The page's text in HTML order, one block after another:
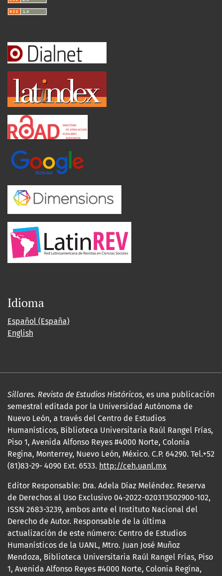
Idioma
Español (España)
English
Sillares. Revista de Estudios Históricos, es una publicación
semestral editada por la Universidad Autónoma de
Nuevo León, a través del Centro de Estudios
Humanísticos, Biblioteca Universitaria Raúl Rangel Frías,
Piso 1, Avenida Alfonso Reyes #4000 Norte, Colonia
Regina, Monterrey, Nuevo León, México. C.P. 64290. Tel.+52
(81)83-29- 4090 Ext. 6533. http://ceh.uanl.mx
Editor Responsable: Dra. Adela Díaz Meléndez. Reserva
de Derechos al Uso Exclusivo 04-2022-020313502900-102,
ISSN 2683-3239, ambos ante el Instituto Nacional del
Derecho de Autor. Responsable de la última
actualización de este número: Centro de Estudios
Humanísticos de la UANL, Mtro. Juan José Muñoz
Mendoza, Biblioteca Universitaria Raúl Rangel Frías, Piso
1, Avenida Alfonso Reyes #4000 Norte, Colonia Regina,